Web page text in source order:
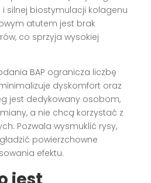
i silnej biostymulacji kolagenu
atutem jest brak
co sprzyja wysokiej
BAP ogranicza liczbę
dyskomfort oraz
jest dedykowany osobom,
a nie chcą korzystać z
Pozwala wysmuklić rysy,
powierzchowne
efektu.